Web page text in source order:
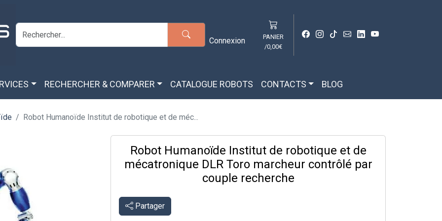
Connexion
PANIER
/0,00€
RECHERCHER & COMPARER CATALOGUE ROBOTS CONTACTS BLOG
Robot Humanoïde Institut de robotique et de méc...
Robot Humanoïde Institut de robotique et de
mécatronique DLR Toro marcheur contrôlé par
couple recherche
Partager